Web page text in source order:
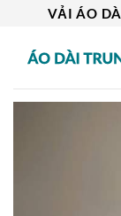
content
VẢI ÁO